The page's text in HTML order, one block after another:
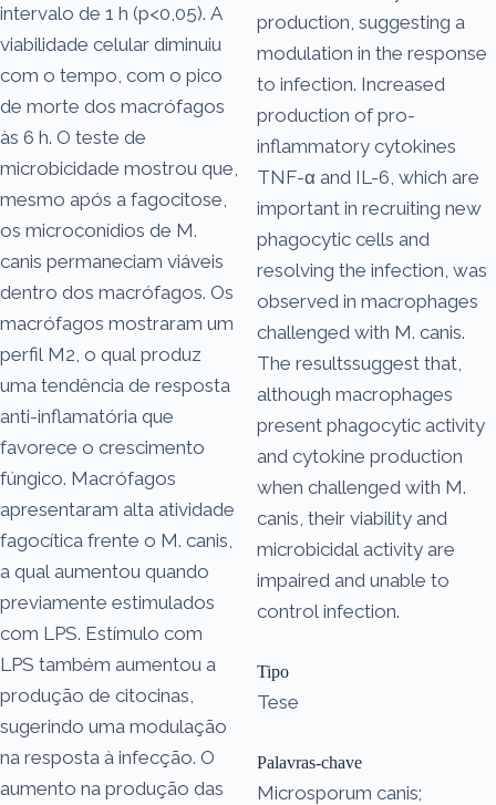
intervalo de 1 h (p<0,05). A
viabilidade celular diminuiu
com o tempo, com o pico
de morte dos macrófagos
às 6 h. O teste de
microbicidade mostrou que,
mesmo após a fagocitose,
os microconídios de M.
canis permaneciam viáveis
dentro dos macrófagos. Os
macrófagos mostraram um
perfil M2, o qual produz
uma tendência de resposta
anti-inflamatória que
favorece o crescimento
fúngico. Macrófagos
apresentaram alta atividade
fagocítica frente o M. canis,
a qual aumentou quando
previamente estimulados
com LPS. Estímulo com
LPS também aumentou a
produção de citocinas,
sugerindo uma modulação
na resposta à infecção. O
aumento na produção das
production, suggesting a
modulation in the response
to infection. Increased
production of pro-
inflammatory cytokines
TNF-α and IL-6, which are
important in recruiting new
phagocytic cells and
resolving the infection, was
observed in macrophages
challenged with M. canis.
The resultssuggest that,
although macrophages
present phagocytic activity
and cytokine production
when challenged with M.
canis, their viability and
microbicidal activity are
impaired and unable to
control infection.
Tipo
Tese
Palavras-chave
Microsporum canis;